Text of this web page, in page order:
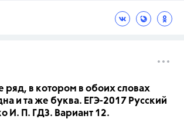
ряд, в котором в обоих словах
и та же буква. ЕГЭ-2017 Русский
И. П. ГДЗ. Вариант 12.